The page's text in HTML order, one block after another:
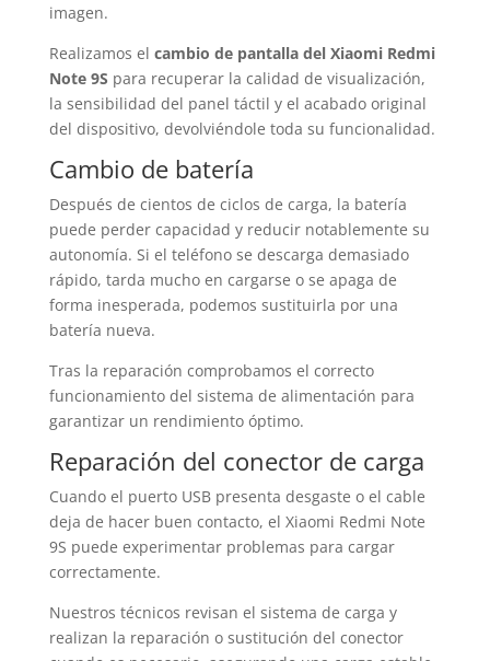
imagen.
Realizamos el cambio de pantalla del Xiaomi Redmi
Note 9S para recuperar la calidad de visualización,
la sensibilidad del panel táctil y el acabado original
del dispositivo, devolviéndole toda su funcionalidad.
Cambio de batería
Después de cientos de ciclos de carga, la batería
puede perder capacidad y reducir notablemente su
autonomía. Si el teléfono se descarga demasiado
rápido, tarda mucho en cargarse o se apaga de
forma inesperada, podemos sustituirla por una
batería nueva.
Tras la reparación comprobamos el correcto
funcionamiento del sistema de alimentación para
garantizar un rendimiento óptimo.
Reparación del conector de carga
Cuando el puerto USB presenta desgaste o el cable
deja de hacer buen contacto, el Xiaomi Redmi Note
9S puede experimentar problemas para cargar
correctamente.
Nuestros técnicos revisan el sistema de carga y
realizan la reparación o sustitución del conector